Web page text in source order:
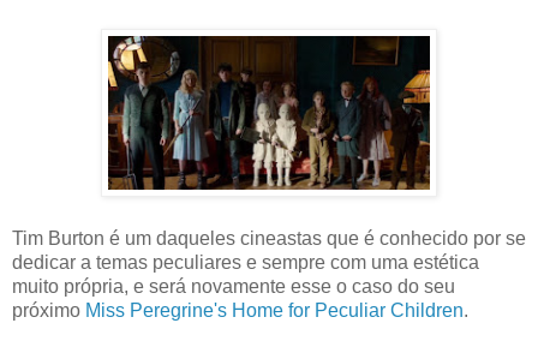
Tim Burton é um daqueles cineastas que é conhecido por se
dedicar a temas peculiares e sempre com uma estética
muito própria, e será novamente esse o caso do seu
próximo Miss Peregrine's Home for Peculiar Children.